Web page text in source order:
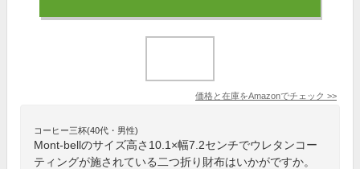
価格と在庫をAmazonでチェック >>
コーヒー三杯(40代・男性)
Mont-bellのサイズ高さ10.1×幅7.2センチでウレタンコー
ティングが施されている二つ折り財布はいかがですか。